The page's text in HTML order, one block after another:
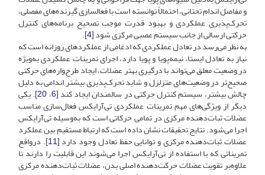
و مفاصل اندام تحتانی، احتمالاً توانسته است با فعالسازی گیرنده‌های مفصلی،
تحرک‌پذیری عملکردی و بهبود قدرت موجب تصحیح برنامه‌های کنترل
حرکتی ارسالی از جانب سیستم عصبی مرکزی شود [4
].
به نظر می‌رسد در تعادل عملکردی که ادغامی از عملکردهای روزانه است که
نیاز به تعادل ایستا، نیمه‌پویا و پویا دارد، اجرای تمرینات عملکردی به‌ویژه
در وضعیت معلق می‌تواند با درگیری بهتر عضلات، ایجاد طرح‌واره‌های حرکتی
صحیح‌تر در وضعیت‌های متزلزل و شاید تحرک‌پذیری بیشتر اندامی به دلیل
چالش بیشتر، سیستم کنترل حرکتی در سالمندان ایجاد کند [6،20]. یکی
دیگر از ویژگی‌های مهم تمرینات عملکردی تی‌آرایکس فعال‌سازی مناسب
عضلات ثبات‌دهنده مرکزی در تمامی حرکاتی است که به‌وسیله تی‌آرایکس
اجرا می‌شود. نتایج تحقیقات نشان داده است که ارتباط مستقیم بین عملکرد
عضلات ثبات‌دهنده مرکزی و توانایی حفظ تعادل وجود دارد [11]. درواقع
تمریناتی که با استفاده از تی‌آرایکس اجرا می‌شوند این قابلیت را دارند تا
علاوه‌بر تقویت عضلات حرکت‌دهنده اصلی بدن، عضلات ثبات‌دهنده مرکزی